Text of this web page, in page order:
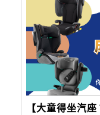
【大童得坐汽